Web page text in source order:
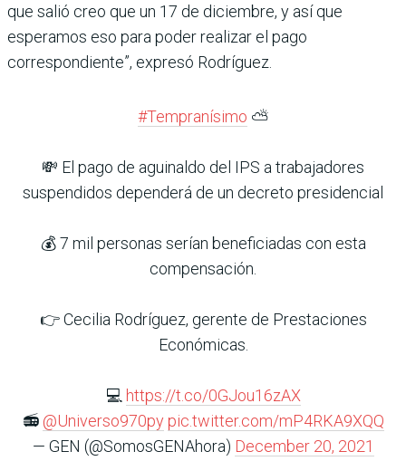
que salió creo que un 17 de diciembre, y así que
esperamos eso para poder realizar el pago
correspondiente”, expresó Rodríguez.
#Tempranísimo ⛅️
💸 El pago de aguinaldo del IPS a trabajadores
suspendidos dependerá de un decreto presidencial
💰 7 mil personas serían beneficiadas con esta
compensación.
👉 Cecilia Rodríguez, gerente de Prestaciones
Económicas.
💻 https://t.co/0GJou16zAX
📻 @Universo970py pic.twitter.com/mP4RKA9XQQ
— GEN (@SomosGENAhora) December 20, 2021